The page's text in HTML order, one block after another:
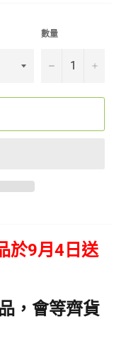
數量
− +
於9月4日送
，會等齊貨